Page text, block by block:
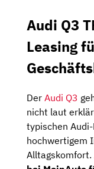
Audi Q3
Leasing
Der Audi Q3
nicht laut
typischen
hochwertigem
Alltagskomfort.